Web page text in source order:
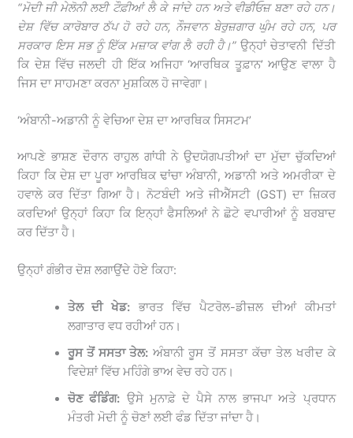
“ਮੋਦੀ ਜੀ ਮੇਲੋਨੀ ਲਈ ਟੌਫ਼ੀਆਂ ਲੈ ਕੇ ਜਾਂਦੇ ਹਨ ਅਤੇ ਵੀਡੀਓਜ਼ ਬਣਾ ਰਹੇ ਹਨ।
ਦੇਸ਼ ਵਿੱਚ ਕਾਰੋਬਾਰ ਠੱਪ ਹੋ ਰਹੇ ਹਨ, ਨੌਜਵਾਨ ਬੇਰੁਜ਼ਗਾਰ ਘੁੰਮ ਰਹੇ ਹਨ, ਪਰ
ਸਰਕਾਰ ਇਸ ਸਭ ਨੂੰ ਇੱਕ ਮਜ਼ਾਕ ਵਾਂਗ ਲੈ ਰਹੀ ਹੈ।”ਉਨ੍ਹਾਂ ਚੇਤਾਵਨੀ ਦਿੱਤੀ
ਕਿ ਦੇਸ਼ ਵਿੱਚ ਜਲਦੀ ਹੀ ਇੱਕ ਅਜਿਹਾ ‘ਆਰਥਿਕ ਤੂਫ਼ਾਨ’ ਆਉਣ ਵਾਲਾ ਹੈ
ਜਿਸ ਦਾ ਸਾਹਮਣਾ ਕਰਨਾ ਮੁਸ਼ਕਿਲ ਹੋ ਜਾਵੇਗਾ।
‘ਅੰਬਾਨੀ-ਅਡਾਨੀ ਨੂੰ ਵੇਚਿਆ ਦੇਸ਼ ਦਾ ਆਰਥਿਕ ਸਿਸਟਮ’
ਆਪਣੇ ਭਾਸ਼ਣ ਦੌਰਾਨ ਰਾਹੁਲ ਗਾਂਧੀ ਨੇ ਉਦਯੋਗਪਤੀਆਂ ਦਾ ਮੁੱਦਾ ਚੁੱਕਦਿਆਂ
ਕਿਹਾ ਕਿ ਦੇਸ਼ ਦਾ ਪੂਰਾ ਆਰਥਿਕ ਢਾਂਚਾ ਅੰਬਾਨੀ, ਅਡਾਨੀ ਅਤੇ ਅਮਰੀਕਾ ਦੇ
ਹਵਾਲੇ ਕਰ ਦਿੱਤਾ ਗਿਆ ਹੈ। ਨੋਟਬੰਦੀ ਅਤੇ ਜੀਐੱਸਟੀ (GST) ਦਾ ਜ਼ਿਕਰ
ਕਰਦਿਆਂ ਉਨ੍ਹਾਂ ਕਿਹਾ ਕਿ ਇਨ੍ਹਾਂ ਫੈਸਲਿਆਂ ਨੇ ਛੋਟੇ ਵਪਾਰੀਆਂ ਨੂੰ ਬਰਬਾਦ
ਕਰ ਦਿੱਤਾ ਹੈ।
ਉਨ੍ਹਾਂ ਗੰਭੀਰ ਦੋਸ਼ ਲਗਾਉਂਦੇ ਹੋਏ ਕਿਹਾ:
ਤੇਲ ਦੀ ਖੇਡ:ਭਾਰਤ ਵਿੱਚ ਪੈਟਰੋਲ-ਡੀਜ਼ਲ ਦੀਆਂ ਕੀਮਤਾਂ
ਲਗਾਤਾਰ ਵਧ ਰਹੀਆਂ ਹਨ।
ਰੂਸ ਤੋਂ ਸਸਤਾ ਤੇਲ:ਅੰਬਾਨੀ ਰੂਸ ਤੋਂ ਸਸਤਾ ਕੱਚਾ ਤੇਲ ਖਰੀਦ ਕੇ
ਵਿਦੇਸ਼ਾਂ ਵਿੱਚ ਮਹਿੰਗੇ ਭਾਅ ਵੇਚ ਰਹੇ ਹਨ।
ਚੋਣ ਫੰਡਿੰਗ: ਉਸੇ ਮੁਨਾਫ਼ੇ ਦੇ ਪੈਸੇ ਨਾਲ ਭਾਜਪਾ ਅਤੇ ਪ੍ਰਧਾਨ
ਮੰਤਰੀ ਮੋਦੀ ਨੂੰ ਚੋਣਾਂ ਲਈ ਫੰਡ ਦਿੱਤਾ ਜਾਂਦਾ ਹੈ।